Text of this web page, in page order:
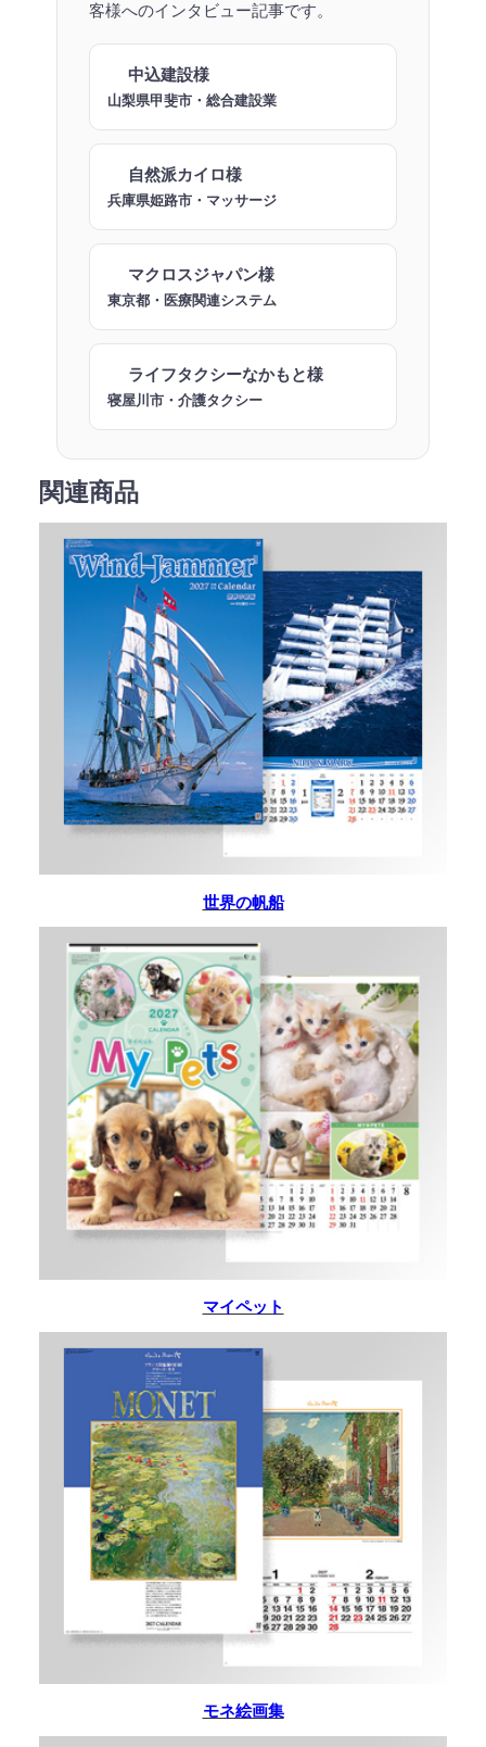
客様へのインタビュー記事です。
中込建設様
山梨県甲斐市・総合建設業
自然派カイロ様
兵庫県姫路市・マッサージ
マクロスジャパン様
東京都・医療関連システム
ライフタクシーなかもと様
寝屋川市・介護タクシー
関連商品
世界の帆船
マイペット
モネ絵画集